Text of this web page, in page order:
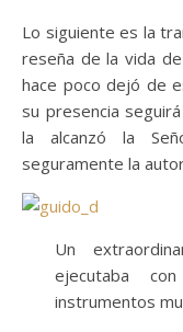
Lo siguiente es la transcripción de una hoja que contenía la
reseña de la vida
hace poco dejó de
su presencia
la alcanzó la
seguramente la
Un
ejecutaba
instrumentos